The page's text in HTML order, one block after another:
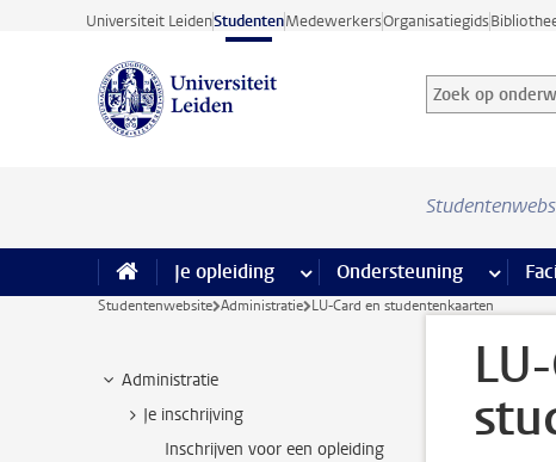
Ga direct naar de inhoud
Universiteit LeidenStudentenMedewerkersOrganisatiegids
Zoek op
Zoekterm
Je opleiding meer Je opleiding pagina’s
Ondersteuning meer
Studentenwebsite Administratie LU-Card en studentenkaarten
Administratie
Je inschrijving
Inschrijven voor een opleiding